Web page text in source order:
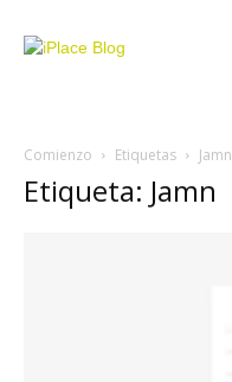
Comienzo Etiquetas Jamn
Etiqueta: Jamn